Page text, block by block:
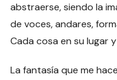
abstraerse, siendo la
de voces, andares,
Cada cosa en su lugar
La fantasía que me